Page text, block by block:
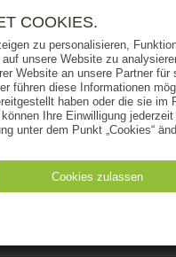
AUS DER REIHE
VERLAG
FÜR UNTERNEHMEN
COOKIES.
zu personalisieren,
unsere Website zu
Website an unsere Partner für
führen diese Informationen
haben oder die sie im
Ihre Einwilligung
unter dem Punkt „Cookies“
Cookies zulassen